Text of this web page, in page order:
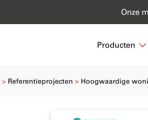
Producten
Onze
Referentieprojecten Hoogwaardige